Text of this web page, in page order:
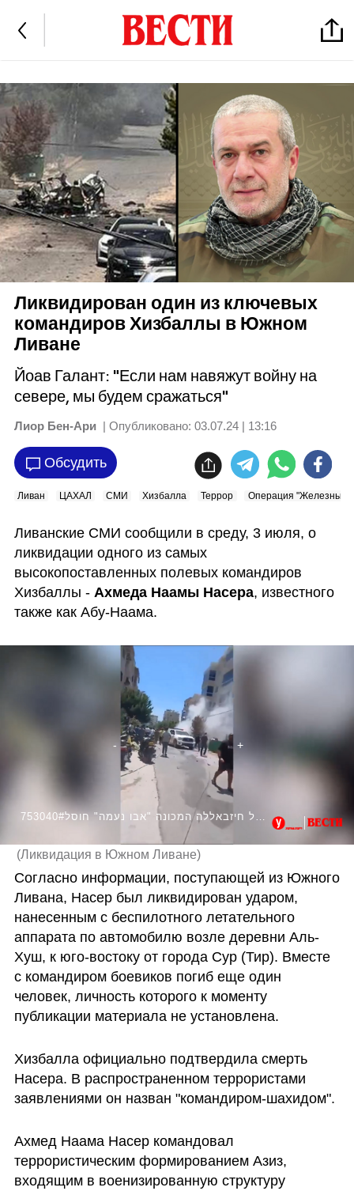
Ликвидирован один из ключевых
командиров Хизбаллы в Южном
Ливане
Йоав Галант: "Если нам навяжут войну на
севере, мы будем сражаться"
Лиор Бен-Ари | Опубликовано: 03.07.24 | 13:16
Обсудить
Ливан ЦАХАЛ СМИ Хизбалла Террор Операция "Железные
Ливанские СМИ сообщили в среду, 3 июля, о
ликвидации одного из самых
высокопоставленных полевых командиров
Хизбаллы - Ахмеда Наамы Насера, известного
также как Абу-Наама.
(Ликвидация в Южном Ливане)
Согласно информации, поступающей из Южного
Ливана, Насер был ликвидирован ударом,
нанесенным с беспилотного летательного
аппарата по автомобилю возле деревни Аль-
Хуш, к юго-востоку от города Сур (Тир). Вместе
с командиром боевиков погиб еще один
человек, личность которого к моменту
публикации материала не установлена.
Хизбалла официально подтвердила смерть
Насера. В распространенном террористами
заявлениями он назван "командиром-шахидом".
Ахмед Наама Насер командовал
террористическим формированием Азиз,
входящим в военизированную структуру